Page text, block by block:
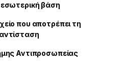
βάση
που αποτρέπει τη
Αντιπροσωπείας